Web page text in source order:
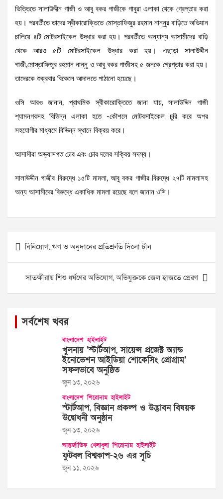
ভিত্তিতে সালাউদ্দীন গাজী ও আবু বকর গাজীকে গাবুরা এলাকা থেকে গ্রেপ্তার করা
হয়। পরবর্তীতে তাদের স্বীকারোক্তিতে মোস্তাফিজুর রহমান নান্নুর বাড়িতে অভিযান
চালিয়ে ৪টি মোটরসাইকেল উদ্ধার করা হয়। পরবর্তীতে অন্যান্য আসামীদের বাড়ি
থেকে আরও ৫টি মোটরসাইকেল উদ্ধার করা হয়। এছাড়া সালাউদ্দীন
গাজী,মোস্তাফিজুর রহমান নান্নু ও আবু বকর গাজীসহ ৫ জনকে গ্রেপ্তার করা হয়।
তাদেরকে শুক্রবার বিকেলে আদালতে পাঠানো হয়েছে।
ওসি আরও জানান, প্রাথমিক স্বীকারোক্তিতে জানা যায়, সালাউদ্দিন গাজী
শ্যামনগরসহ বিভিন্ন এলাকা হতে -কৌশলে মোটরসাইকেল চুরি করে অপর
সহযোগীর মাধ্যমে বিভিন্ন স্থানে বিক্রয় করে।
আসামীরা অভ্যাসগত চোর এবং চোর দলের সক্রিয় সদস্য।
সালাউদ্দীন গাজীর বিরুদ্ধে ১৫টি মামলা, আবু বকর গাজীর বিরুদ্ধে ২৭টি মামলাসহ
অন্য আসামীদের বিরুদ্ধে একাধিক মামলা রয়েছে বলে জানান ওসি।
Post
navigation
বিনিয়োগ, ঋণ ও অনুদানের প্রতিশ্রুতি দিলো চীন
সাতক্ষীরায় শিশু ধর্ষণের অভিযোগ, অভিযুক্তকে জেল হাজতে প্রেরণ
সর্বশেষ খবর
বাংলাদেশ হাইলাইট
খুলনায় ‘স্টার্টআপ, সায়েন্স প্রজেক্ট অ্যান্ড
ইনোভেশন আইডিয়া শোকেসিং প্রোগ্রাম’
সফলভাবে অনুষ্ঠিত
জুন ১৩, ২০২৬
বাংলাদেশ শিরোনাম হাইলাইট
স্টার্টআপ, বিজ্ঞান প্রকল্প ও উদ্ভাবন বিষয়ক
উদ্বোধনী অনুষ্ঠান
জুন ১৩, ২০২৬
আন্তর্জাতিক খেলাধুলা শিরোনাম হাইলাইট
ফুটবল বিশ্বকাপ-২৬ এর সূচি
জুন ১১, ২০২৬